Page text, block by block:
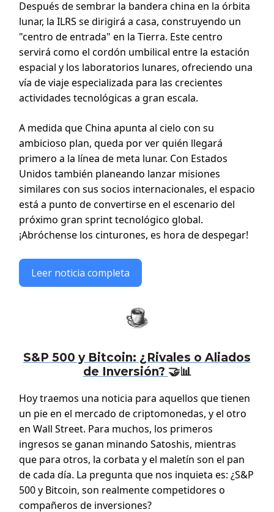
Después de sembrar la bandera china en la órbita
lunar, la ILRS se dirigirá a casa, construyendo un
"centro de entrada" en la Tierra. Este centro
servirá como el cordón umbilical entre la estación
espacial y los laboratorios lunares, ofreciendo una
vía de viaje especializada para las crecientes
actividades tecnológicas a gran escala.
A medida que China apunta al cielo con su
ambicioso plan, queda por ver quién llegará
primero a la línea de meta lunar. Con Estados
Unidos también planeando lanzar misiones
similares con sus socios internacionales, el espacio
está a punto de convertirse en el escenario del
próximo gran sprint tecnológico global.
¡Abróchense los cinturones, es hora de despegar!
Leer noticia completa
S&P 500 y Bitcoin: ¿Rivales o Aliados
de Inversión? 🤝📊
Hoy traemos una noticia para aquellos que tienen
un pie en el mercado de criptomonedas, y el otro
en Wall Street. Para muchos, los primeros
ingresos se ganan minando Satoshis, mientras
que para otros, la corbata y el maletín son el pan
de cada día. La pregunta que nos inquieta es: ¿S&P
500 y Bitcoin, son realmente competidores o
compañeros de inversiones?